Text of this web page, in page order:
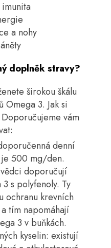
a nohy
doplněk stravy?
širokou škálu
Omega 3. Jak si
vám
denní
je 500 mg/den.
doporučují
s polyfenoly. Ty
ochranu krevních
tím napomáhají
3 v buňkách.
kyselin: existují